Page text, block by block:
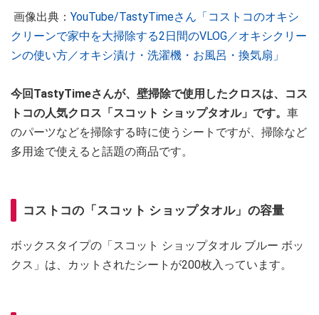
画像出典： YouTube/TastyTimeさん「コストコのオキシ
クリーンで家中を大掃除する2日間のVLOG／オキシクリー
ンの使い方／オキシ漬け・洗濯機・お風呂・換気扇」
今回TastyTimeさんが、壁掃除で使用したクロスは、コス
トコの人気クロス「スコット ショップタオル」です。 車
のパーツなどを掃除する時に使うシートですが、掃除など
多用途で使えると話題の商品です。
コストコの「スコット ショップタオル」の容量
ボックスタイプの「スコット ショップタオル ブルー ボッ
クス」は、カットされたシートが200枚入っています。